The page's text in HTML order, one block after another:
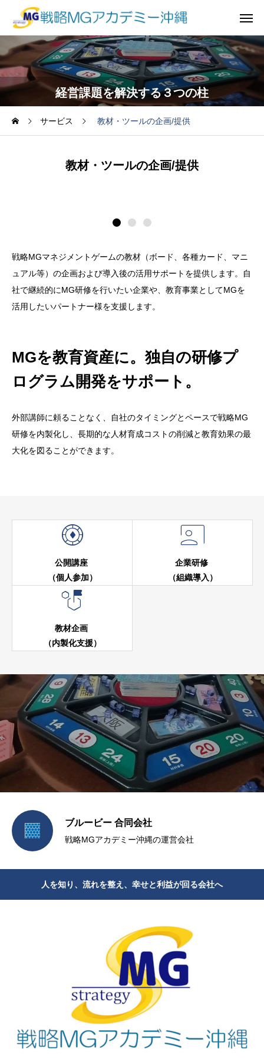
経営課題を解決する３つの柱
サービス 教材・ツールの企画/提供
教材・ツールの企画/提供
戦略MGマネジメントゲームの教材（ボード、各種カード、マニ
ュアル等）の企画および導入後の活用サポートを提供します。自
社で継続的にMG研修を行いたい企業や、教育事業としてMGを
活用したいパートナー様を支援します。
MGを教育資産に。独自の研修プ
ログラム開発をサポート。
外部講師に頼ることなく、自社のタイミングとペースで戦略MG
研修を内製化し、長期的な人材育成コストの削減と教育効果の最
大化を図ることができます。

公開講座
（個人参加）

企業研修
（組織導入）

教材企画
（内製化支援）
ブルービー 合同会社
戦略MGアカデミー沖縄の運営会社
人を知り、流れを整え、幸せと利益が回る会社へ